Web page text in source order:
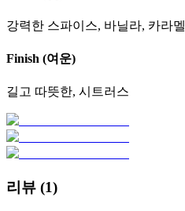
강력한 스파이스, 바닐라, 카라멜
Finish (여운)
길고 따뜻한, 시트러스
리뷰 (1)